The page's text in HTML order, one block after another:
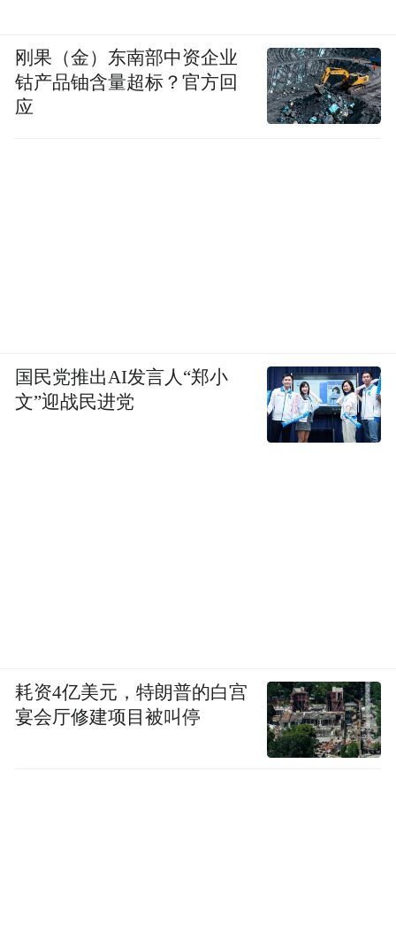
刚果（金）东南部中资企业
钴产品铀含量超标？官方回
应
国民党推出AI发言人“郑小
文”迎战民进党
耗资4亿美元，特朗普的白宫
宴会厅修建项目被叫停